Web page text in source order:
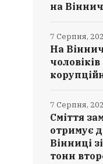
на
На
7 Серпня,
Сміття
отримує
Вінниці
тонн
7 Серпня,